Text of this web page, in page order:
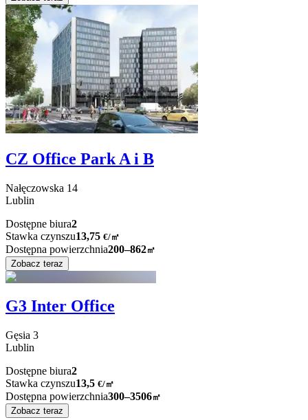
CZ Office Park A i B
Nałęczowska 14
Lublin
Dostępne biura2
Stawka czynszu13,75 €/㎡
Dostępna powierzchnia200–862㎡
Zobacz teraz
G3 Inter Office
Gęsia 3
Lublin
Dostępne biura2
Stawka czynszu13,5 €/㎡
Dostępna powierzchnia300–3506㎡
Zobacz teraz